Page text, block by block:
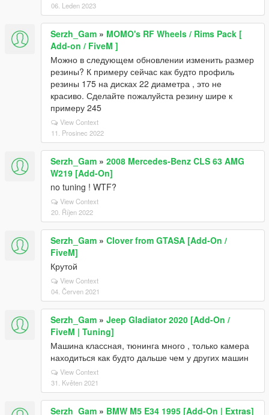
06. Leden 2023
Serzh_Gam » MOMO's RF Wheels / Rims Pack [
Add-on / FiveM ]
Можно в следующем обновлении изменить размер
резины? К примеру сейчас как будто профиль
резины 175 на дисках 22 диаметра , это не
красиво. Сделайте пожалуйста резину шире к
примеру 245
View Context
11. Prosinec 2022
Serzh_Gam » 2008 Mercedes-Benz CLS 63 AMG
W219 [Add-On]
no tuning ! WTF?
View Context
20. Říjen 2022
Serzh_Gam » Clover from GTASA [Add-On /
FiveM]
Крутой
View Context
04. Červen 2021
Serzh_Gam » Jeep Gladiator 2020 [Add-On /
FiveM | Tuning]
Машина классная, тюнинга много , только камера
находиться как будто дальше чем у других машин
View Context
31. Květen 2021
Serzh_Gam » BMW M5 E34 1995 [Add-On | Extras]